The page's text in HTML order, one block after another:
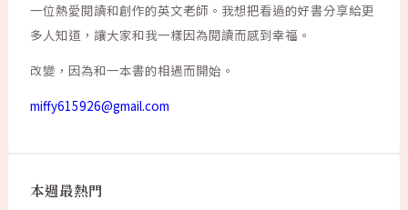
一位熱愛閱讀和創作的英文老師。我想把看過的好書分享給更
多人知道，讓大家和我一樣因為閱讀而感到幸福。
改變，因為和一本書的相遇而開始。
miffy615926@gmail.com
本週最熱門